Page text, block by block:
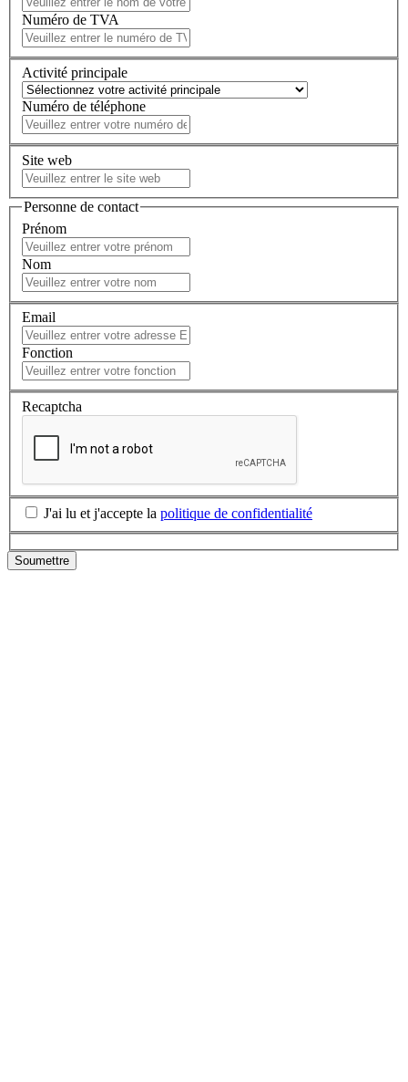
Numéro de TVA
Activité principale
Numéro de téléphone
Site web
Personne de contact
Prénom
Nom
Email
Fonction
Recaptcha
J'ai lu et j'accepte la politique de confidentialité